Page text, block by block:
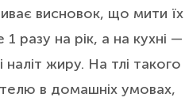
висновок, що мити їх
разу на рік, а на кухні —
наліт жиру. На тлі такого
в домашніх умовах,